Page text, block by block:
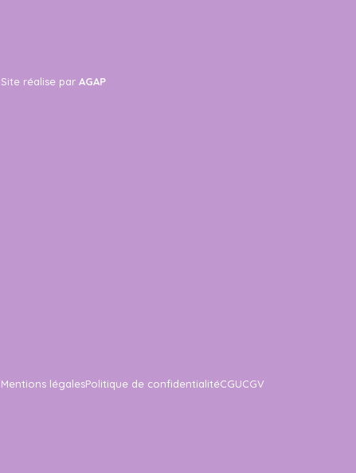
Site réalise par AGAP
Mentions légalesPolitique de confidentialitéCGUCGV